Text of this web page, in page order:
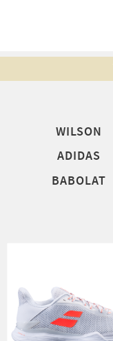
WILSON
ADIDAS
BABOLAT